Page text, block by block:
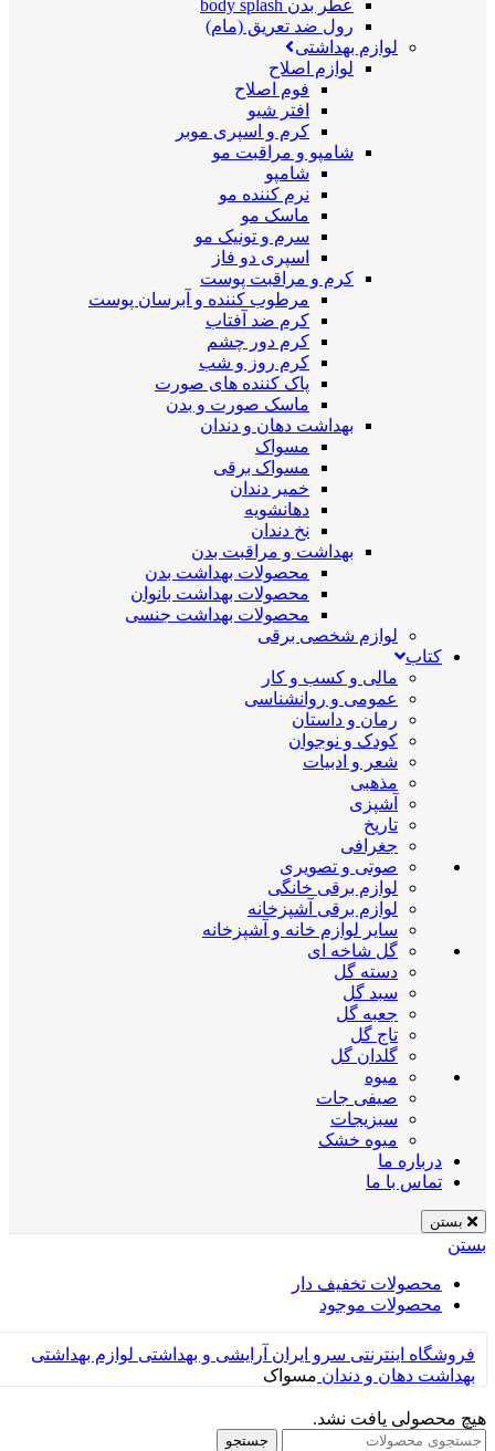
عطر بدن body splash
رول ضد تعریق (مام)
لوازم بهداشتی
لوازم اصلاح
فوم اصلاح
افتر شیو
کرم و اسپری موبر
شامپو و مراقبت مو
شامپو
نرم کننده مو
ماسک مو
سرم و تونیک مو
اسپری دو فاز
کرم و مراقبت پوست
مرطوب کننده و آبرسان پوست
کرم ضد آفتاب
کرم دور چشم
کرم روز و شب
پاک کننده های صورت
ماسک صورت و بدن
بهداشت دهان و دندان
مسواک
مسواک برقی
خمیر دندان
دهانشویه
نخ دندان
بهداشت و مراقبت بدن
محصولات بهداشت بدن
محصولات بهداشت بانوان
محصولات بهداشت جنسی
لوازم شخصی برقی
کتاب
مالی و کسب و کار
عمومی و روانشناسی
رمان و داستان
کودک و نوجوان
شعر و ادبیات
مذهبی
آشپزی
تاریخ
جغرافی
صوتی و تصویری
لوازم برقی خانگی
لوازم برقی آشپزخانه
سایر لوازم خانه و آشپزخانه
گل شاخه ای
دسته گل
سبد گل
جعبه گل
تاج گل
گلدان گل
میوه
صیفی جات
سبزیجات
میوه خشک
درباره ما
تماس با ما
بستن
بستن
محصولات تخفیف دار
محصولات موجود
فروشگاه اینترنتی سرو ایران آرایشی و بهداشتی لوازم بهداشتی
بهداشت دهان و دندان مسواک
هیچ محصولی یافت نشد.
جستجو